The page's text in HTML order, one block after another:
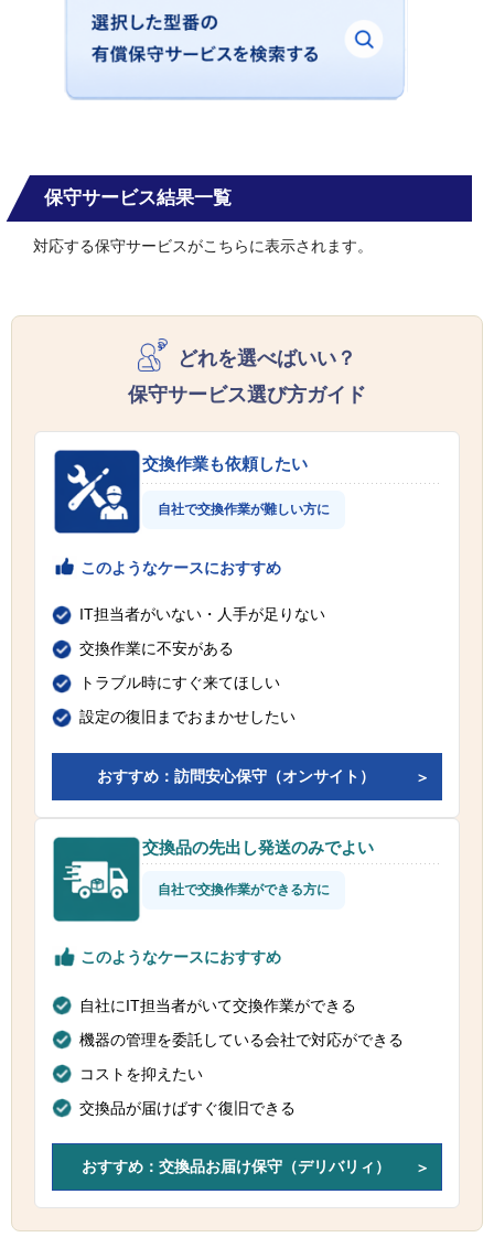
保守サービス結果一覧
対応する保守サービスがこちらに表示されます。
どれを選べばいい？
保守サービス選び方ガイド
交換作業も依頼したい
自社で交換作業が難しい方に
このようなケースにおすすめ
IT担当者がいない・人手が足りない
交換作業に不安がある
トラブル時にすぐ来てほしい
設定の復旧までおまかせしたい
おすすめ：訪問安心保守（オンサイト）
交換品の先出し発送のみでよい
自社で交換作業ができる方に
このようなケースにおすすめ
自社にIT担当者がいて交換作業ができる
機器の管理を委託している会社で対応ができる
コストを抑えたい
交換品が届けばすぐ復旧できる
おすすめ：交換品お届け保守（デリバリィ）